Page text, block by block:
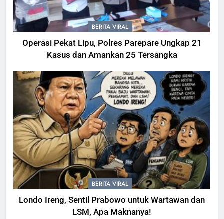
BERITA VIRAL
Operasi Pekat Lipu, Polres Parepare Ungkap 21
Kasus dan Amankan 25 Tersangka
BERITA VIRAL
Londo Ireng, Sentil Prabowo untuk Wartawan dan
LSM, Apa Maknanya!